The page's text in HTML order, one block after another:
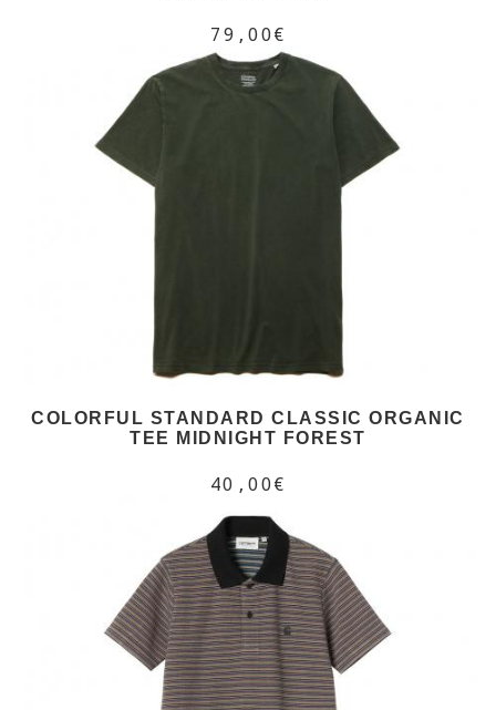
79,00€
COLORFUL STANDARD CLASSIC ORGANIC
TEE MIDNIGHT FOREST
40,00€